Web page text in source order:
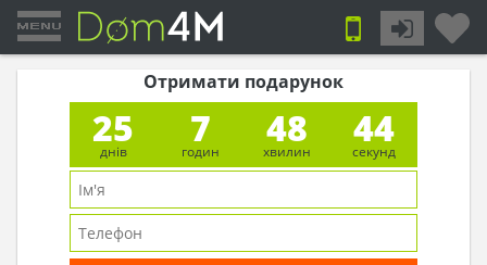
Отримати подарунок
25
днів
7
годин
48
хвилин
44
секунд